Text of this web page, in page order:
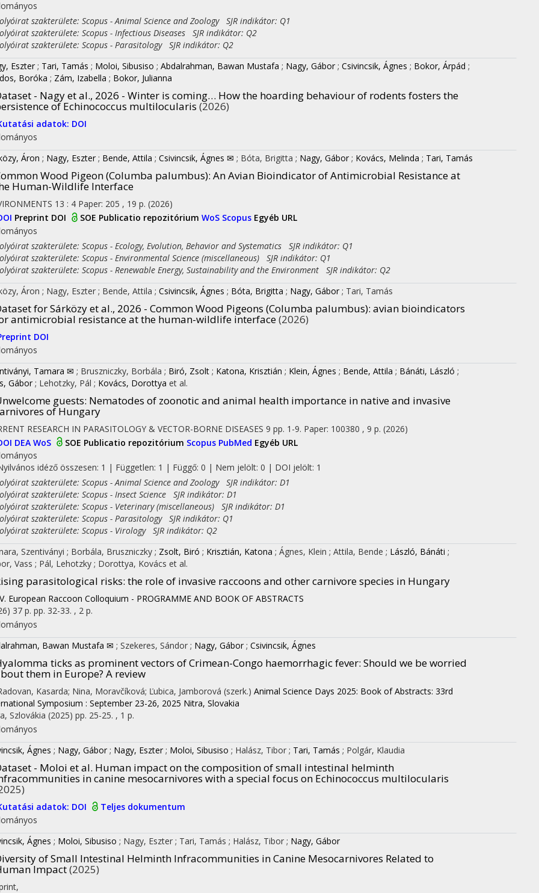
szakterülete: Scopus - Animal Science and Zoology SJR indikátor: Q1
szakterülete: Scopus - Infectious Diseases SJR indikátor: Q2
szakterülete: Scopus - Parasitology SJR indikátor: Q2
Eszter ; Tari, Tamás ; Moloi, Sibusiso ; Abdalrahman, Bawan Mustafa ; Nagy, Gábor ; Csivincsik, Ágnes ; Bokor, Árpád ;
Boróka ; Zám, Izabella ; Bokor, Julianna
- Nagy et al., 2026 - Winter is coming… How the hoarding behaviour of rodents fosters the
of Echinococcus multilocularis (2026)
adatok: DOI
Áron ; Nagy, Eszter ; Bende, Attila ; Csivincsik, Ágnes ✉ ; Bóta, Brigitta ; Nagy, Gábor ; Kovács, Melinda ; Tari, Tamás
Wood Pigeon (Columba palumbus): An Avian Bioindicator of Antimicrobial Resistance at
Human-Wildlife Interface
13 : 4 Paper: 205 , 19 p. (2026)
Preprint DOI SOE Publicatio repozitórium WoS Scopus Egyéb URL
szakterülete: Scopus - Ecology, Evolution, Behavior and Systematics SJR indikátor: Q1
szakterülete: Scopus - Environmental Science (miscellaneous) SJR indikátor: Q1
szakterülete: Scopus - Renewable Energy, Sustainability and the Environment SJR indikátor: Q2
Áron ; Nagy, Eszter ; Bende, Attila ; Csivincsik, Ágnes ; Bóta, Brigitta ; Nagy, Gábor ; Tari, Tamás
for Sárközy et al., 2026 - Common Wood Pigeons (Columba palumbus): avian bioindicators
antimicrobial resistance at the human-wildlife interface(2026)
DOI
Tamara ✉ ; Bruszniczky, Borbála ; Biró, Zsolt ; Katona, Krisztián ; Klein, Ágnes ; Bende, Attila ; Bánáti, László ;
Gábor ; Lehotzky, Pál ; Kovács, Dorottya et al.
guests: Nematodes of zoonotic and animal health importance in native and invasive
of Hungary
RESEARCH IN PARASITOLOGY & VECTOR-BORNE DISEASES 9 pp. 1-9. Paper: 100380 , 9 p. (2026)
DEA WoS SOE Publicatio repozitórium Scopus PubMed Egyéb URL
idéző összesen: 1 | Független: 1 | Függő: 0 | Nem jelölt: 0 | DOI jelölt: 1
szakterülete: Scopus - Animal Science and Zoology SJR indikátor: D1
szakterülete: Scopus - Insect Science SJR indikátor: D1
szakterülete: Scopus - Veterinary (miscellaneous) SJR indikátor: D1
szakterülete: Scopus - Parasitology SJR indikátor: Q1
szakterülete: Scopus - Virology SJR indikátor: Q2
Szentiványi ; Borbála, Bruszniczky ; Zsolt, Biró ; Krisztián, Katona ; Ágnes, Klein ; Attila, Bende ; László, Bánáti ;
Vass ; Pál, Lehotzky ; Dorottya, Kovács et al.
parasitological risks: the role of invasive raccoons and other carnivore species in Hungary
European Raccoon Colloquium - PROGRAMME AND BOOK OF ABSTRACTS
37 p. pp. 32-33. , 2 p.
Bawan Mustafa ✉ ; Szekeres, Sándor ; Nagy, Gábor ; Csivincsik, Ágnes
ticks as prominent vectors of Crimean-Congo haemorrhagic fever: Should we be worried
them in Europe? A review
Kasarda; Nina, Moravčíková; Ľubica, Jamborová (szerk.) Animal Science Days 2025: Book of Abstracts: 33rd
Symposium : September 23-26, 2025 Nitra, Slovakia
Szlovákia (2025) pp. 25-25. , 1 p.
Ágnes ; Nagy, Gábor ; Nagy, Eszter ; Moloi, Sibusiso ; Halász, Tibor ; Tari, Tamás ; Polgár, Klaudia
- Moloi et al. Human impact on the composition of small intestinal helminth
in canine mesocarnivores with a special focus on Echinococcus multilocularis
adatok: DOI
Teljes dokumentum
Ágnes ; Moloi, Sibusiso ; Nagy, Eszter ; Tari, Tamás ; Halász, Tibor ; Nagy, Gábor
of Small Intestinal Helminth Infracommunities in Canine Mesocarnivores Related to
Impact(2025)
,